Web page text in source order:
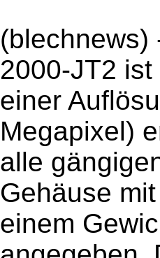
(blechnews)
2000-JT2
einer
Megapixel)
alle
Gehäuse
einem